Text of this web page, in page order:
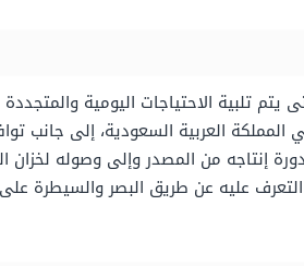
المملكة العربية السعودية، إلى جانب
إنتاجه من المصدر وإلى وصوله لخزان
عليه عن طريق البصر والسيطرة على